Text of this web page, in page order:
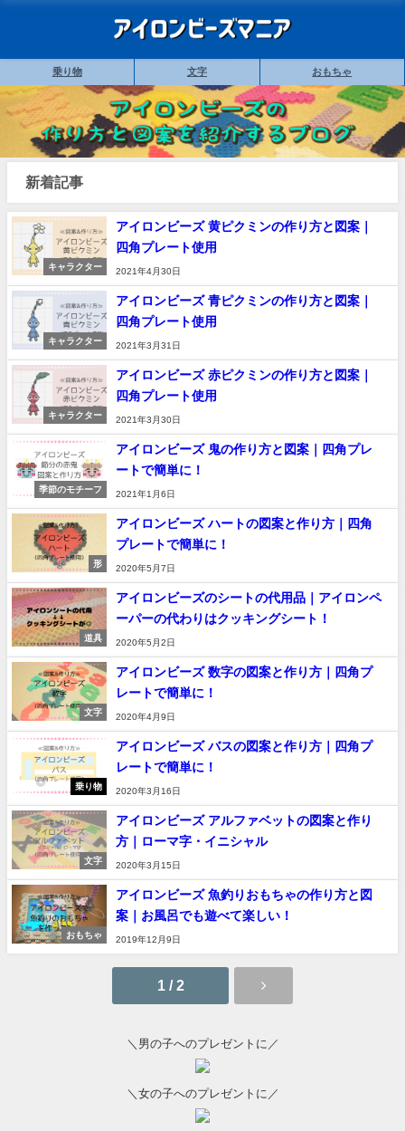
乗り物 文字 おもちゃ
新着記事
キャラクター
アイロンビーズ 黄ピクミンの作り方と図案｜
四角プレート使用
2021年4月30日
キャラクター
アイロンビーズ 青ピクミンの作り方と図案｜
四角プレート使用
2021年3月31日
キャラクター
アイロンビーズ 赤ピクミンの作り方と図案｜
四角プレート使用
2021年3月30日
季節のモチーフ
アイロンビーズ 鬼の作り方と図案｜四角プレ
ートで簡単に！
2021年1月6日
形
アイロンビーズ ハートの図案と作り方｜四角
プレートで簡単に！
2020年5月7日
道具
アイロンビーズのシートの代用品｜アイロンペ
ーパーの代わりはクッキングシート！
2020年5月2日
文字
アイロンビーズ 数字の図案と作り方｜四角プ
レートで簡単に！
2020年4月9日
乗り物
アイロンビーズ バスの図案と作り方｜四角プ
レートで簡単に！
2020年3月16日
文字
アイロンビーズ アルファベットの図案と作り
方｜ローマ字・イニシャル
2020年3月15日
おもちゃ
アイロンビーズ 魚釣りおもちゃの作り方と図
案｜お風呂でも遊べて楽しい！
2019年12月9日
1 / 2
＼男の子へのプレゼントに／
＼女の子へのプレゼントに／